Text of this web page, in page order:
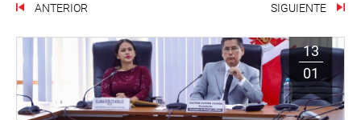
ANTERIOR SIGUIENTE
13
01